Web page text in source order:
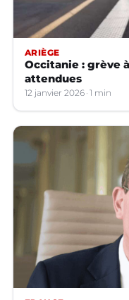
ARIÈGE
Occitanie : grève
attendues
12 janvier 2026 1 min